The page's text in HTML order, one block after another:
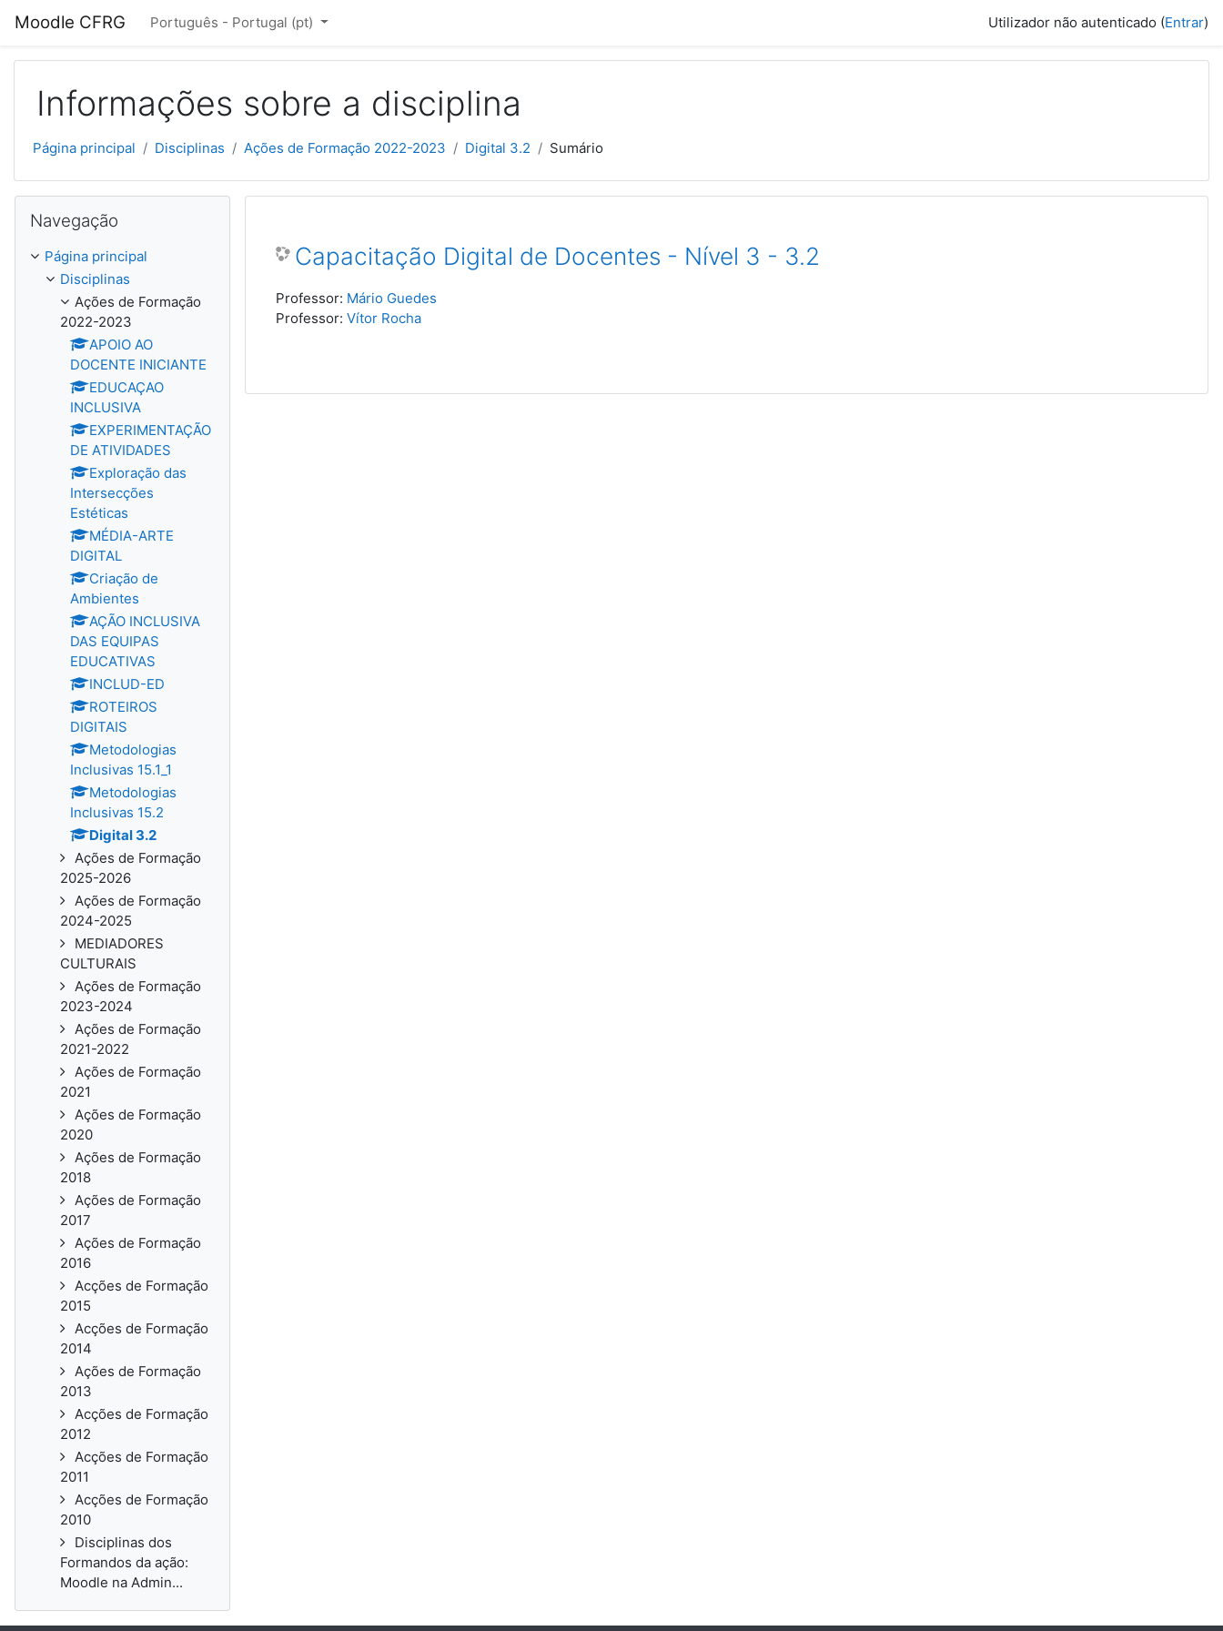
Moodle CFRG Português - Portugal ‎(pt)‎ Utilizador não autenticado (Entrar)
Informações sobre a disciplina
Página principal Disciplinas Ações de Formação 2022-2023 Digital 3.2 Sumário
Capacitação Digital de Docentes - Nível 3 - 3.2
Professor: Mário Guedes
Professor: Vítor Rocha
Navegação
Página principal
Disciplinas
Ações de Formação
2022-2023
APOIO AO
DOCENTE INICIANTE
EDUCAÇAO
INCLUSIVA
EXPERIMENTAÇÃO
DE ATIVIDADES
Exploração das
Intersecções
Estéticas
MÉDIA-ARTE
DIGITAL
Criação de
Ambientes
AÇÃO INCLUSIVA
DAS EQUIPAS
EDUCATIVAS
INCLUD-ED
ROTEIROS
DIGITAIS
Metodologias
Inclusivas 15.1_1
Metodologias
Inclusivas 15.2
Digital 3.2
Ações de Formação
2025-2026
Ações de Formação
2024-2025
MEDIADORES
CULTURAIS
Ações de Formação
2023-2024
Ações de Formação
2021-2022
Ações de Formação
2021
Ações de Formação
2020
Ações de Formação
2018
Ações de Formação
2017
Ações de Formação
2016
Acções de Formação
2015
Acções de Formação
2014
Ações de Formação
2013
Acções de Formação
2012
Acções de Formação
2011
Acções de Formação
2010
Disciplinas dos
Formandos da ação:
Moodle na Admin...